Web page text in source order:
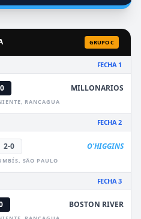
GRUPO C
FECHA 1
MILLONARIOS
RANCAGUA
FECHA 2
2-0 O'HIGGINS
SÃO PAULO
FECHA 3
BOSTON RIVER